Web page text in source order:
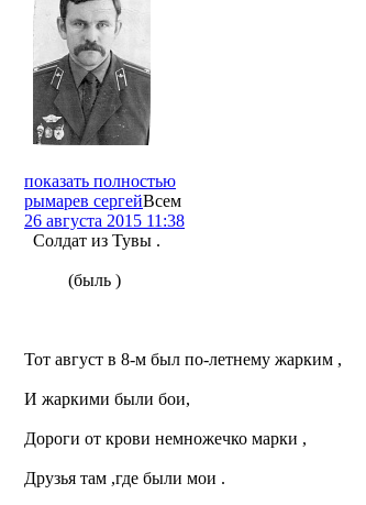
показать полностью
рымарев сергейВсем
26 августа 2015 11:38
Солдат из Тувы .
(быль )
Тот август в 8-м был по-летнему жарким ,
И жаркими были бои,
Дороги от крови немножечко марки ,
Друзья там ,где были мои .